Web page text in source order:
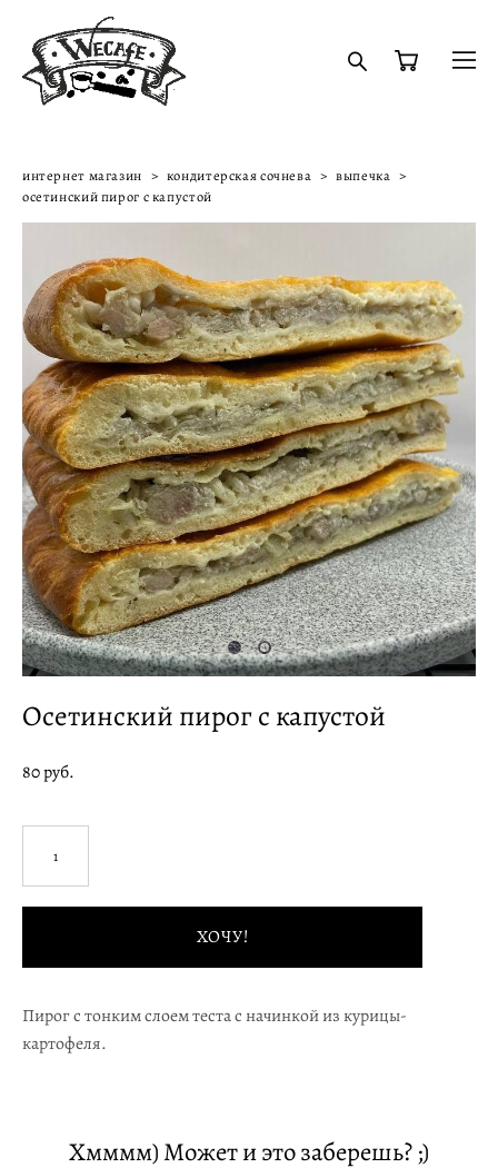
интернет магазин > кондитерская сочнева > выпечка >
осетинский пирог с капустой
Осетинский пирог с капустой
80 pуб.
ХОЧУ!
Пирог с тонким слоем теста с начинкой из курицы-
картофеля.
Хмммм) Может и это заберешь? ;)